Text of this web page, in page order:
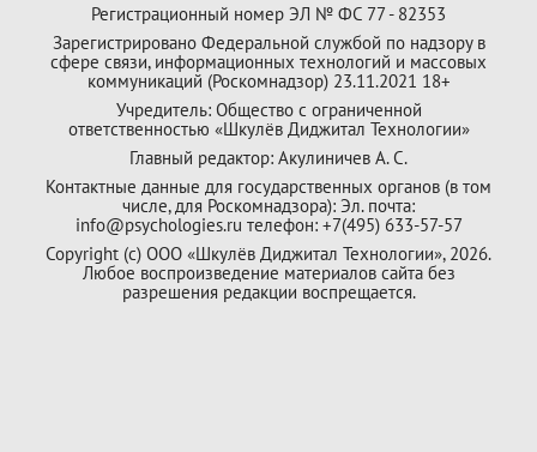
Регистрационный номер ЭЛ № ФС 77 - 82353
Зарегистрировано Федеральной службой по надзору в
сфере связи, информационных технологий и массовых
коммуникаций (Роскомнадзор) 23.11.2021 18+
Учредитель: Общество с ограниченной
ответственностью «Шкулёв Диджитал Технологии»
Главный редактор: Акулиничев А. С.
Контактные данные для государственных органов (в том
числе, для Роскомнадзора): Эл. почта:
info@psychologies.ru телефон: +7(495) 633-57-57
Copyright (с) ООО «Шкулёв Диджитал Технологии», 2026.
Любое воспроизведение материалов сайта без
разрешения редакции воспрещается.